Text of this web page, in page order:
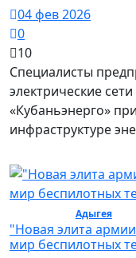
04 фев 2026
0
10
Специалисты
электрические
«Кубаньэнерго»
инфраструктуре
Адыгея/
"Новая элита
мир беспилотных